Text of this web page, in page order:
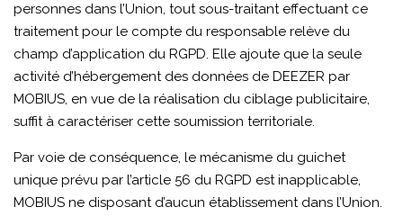
personnes dans l’Union, tout sous-traitant effectuant ce
traitement pour le compte du responsable relève du
champ d’application du RGPD. Elle ajoute que la seule
activité d’hébergement des données de DEEZER par
MOBIUS, en vue de la réalisation du ciblage publicitaire,
suffit à caractériser cette soumission territoriale.
Par voie de conséquence, le mécanisme du guichet
unique prévu par l’article 56 du RGPD est inapplicable,
MOBIUS ne disposant d’aucun établissement dans l’Union.